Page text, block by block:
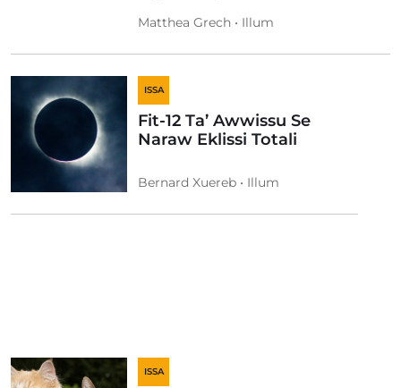
Matthea Grech • Illum
ISSA
Fit-12 Ta’ Awwissu Se
Naraw Eklissi Totali
Bernard Xuereb • Illum
ISSA